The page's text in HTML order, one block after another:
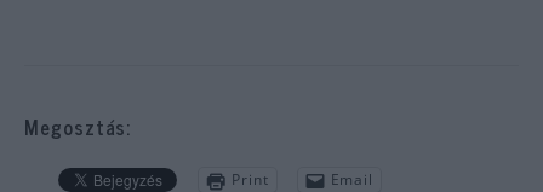
Megosztás:
Print Email